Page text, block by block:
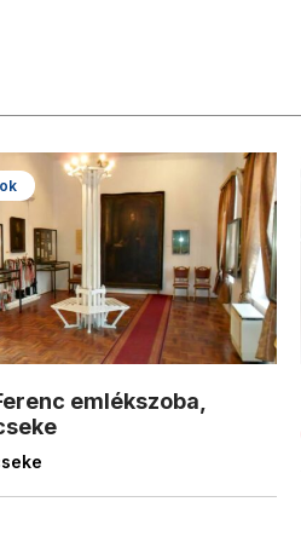
emlékszoba,